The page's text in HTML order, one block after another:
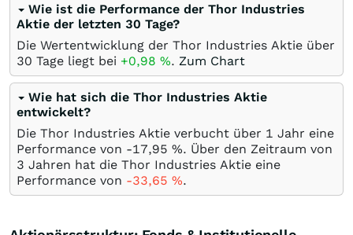
Wie ist die Performance der Thor Industries
Aktie der letzten 30 Tage?
Die Wertentwicklung der Thor Industries Aktie über
30 Tage liegt bei +0,98 %. Zum Chart
Wie hat sich die Thor Industries Aktie
entwickelt?
Die Thor Industries Aktie verbucht über 1 Jahr eine
Performance von -17,95 %. Über den Zeitraum von
3 Jahren hat die Thor Industries Aktie eine
Performance von -33,65 %.